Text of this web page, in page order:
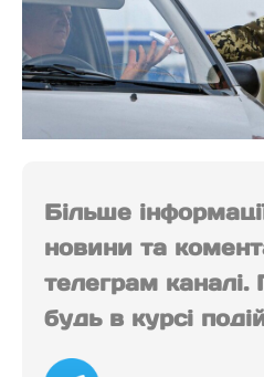
Більше
новини та
телеграм каналі.
будь в курсі